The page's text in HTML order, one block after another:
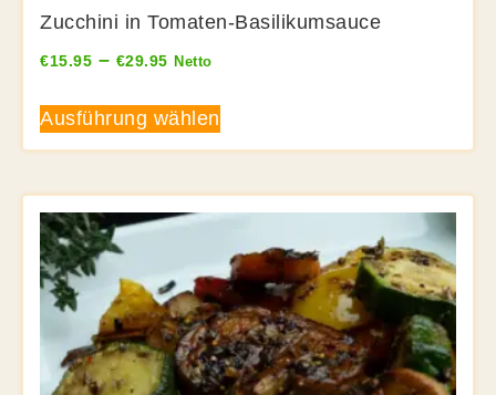
Zucchini in Tomaten-Basilikumsauce
€15.95 – €29.95 Netto
Ausführung wählen